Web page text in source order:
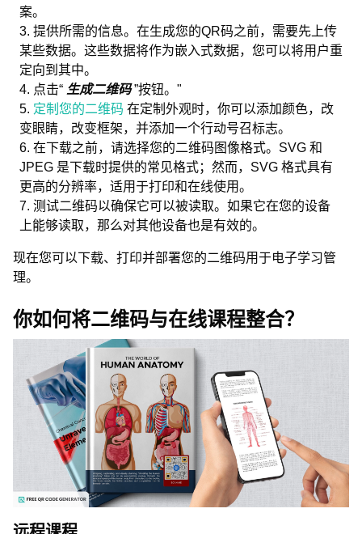
案。
提供所需的信息。在生成您的QR码之前，需要先上传
某些数据。这些数据将作为嵌入式数据，您可以将用户重
定向到其中。
点击“ 生成二维码”按钮。"
定制您的二维码 在定制外观时，你可以添加颜色，改
变眼睛，改变框架，并添加一个行动号召标志。
在下载之前，请选择您的二维码图像格式。SVG 和
JPEG 是下载时提供的常见格式；然而，SVG 格式具有
更高的分辨率，适用于打印和在线使用。
测试二维码以确保它可以被读取。如果它在您的设备
上能够读取，那么对其他设备也是有效的。
现在您可以下载、打印并部署您的二维码用于电子学习管
理。
你如何将二维码与在线课程整合？